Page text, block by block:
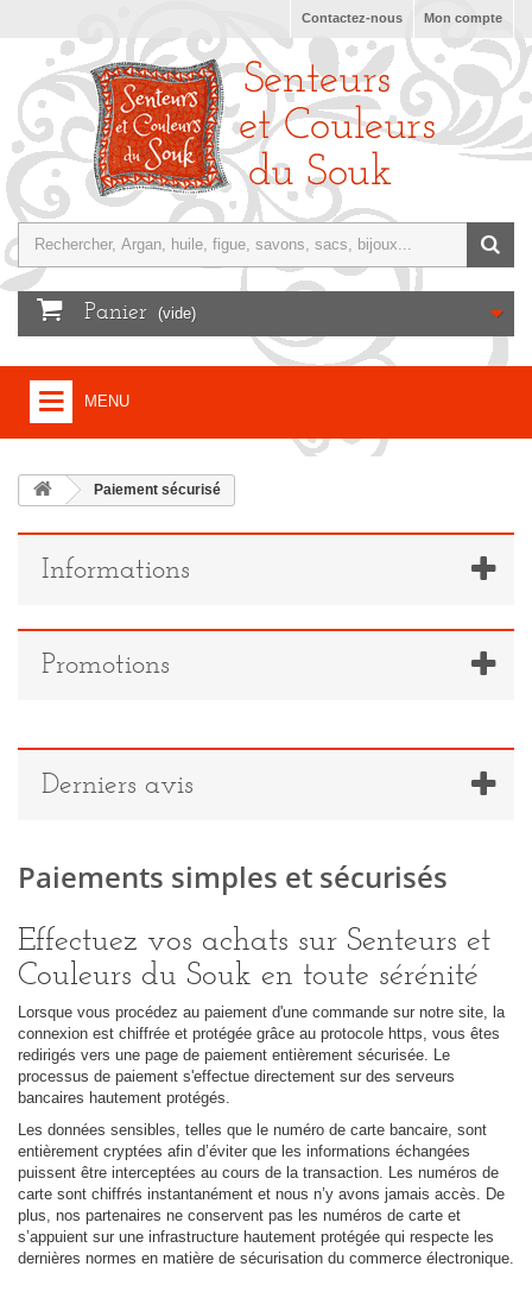
Mon compte
Contactez-nous
Panier (vide)
MENU
TURQUIE, ARTISANAT, SAVONS
INDE, ARTISANAT
+
COFFRETS ET ASSORTIMENTS
PROMOTIONS
BLOG
Paiement sécurisé
Informations
Promotions
Derniers avis
Paiements simples et sécurisés
Effectuez vos achats sur Senteurs et
Couleurs du Souk en toute sérénité
Lorsque vous procédez au paiement d'une commande sur notre site, la
connexion est chiffrée et protégée grâce au protocole https, vous êtes
redirigés vers une page de paiement entièrement sécurisée. Le
processus de paiement s'effectue directement sur des serveurs
bancaires hautement protégés.
Les données sensibles, telles que le numéro de carte bancaire, sont
entièrement cryptées afin d’éviter que les informations échangées
puissent être interceptées au cours de la transaction. Les numéros de
carte sont chiffrés instantanément et nous n’y avons jamais accès. De
plus, nos partenaires ne conservent pas les numéros de carte et
s’appuient sur une infrastructure hautement protégée qui respecte les
dernières normes en matière de sécurisation du commerce électronique.